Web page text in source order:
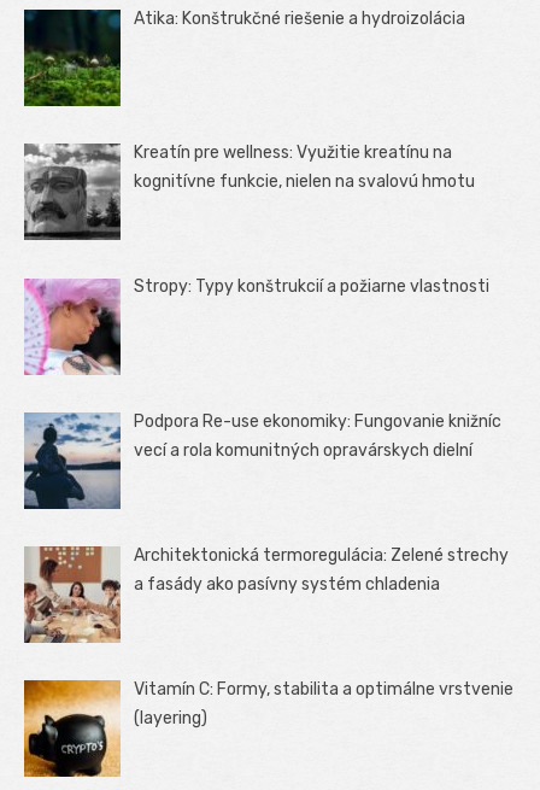
Atika: Konštrukčné riešenie a hydroizolácia
Kreatín pre wellness: Využitie kreatínu na
kognitívne funkcie, nielen na svalovú hmotu
Stropy: Typy konštrukcií a požiarne vlastnosti
Podpora Re-use ekonomiky: Fungovanie knižníc
vecí a rola komunitných opravárskych dielní
Architektonická termoregulácia: Zelené strechy
a fasády ako pasívny systém chladenia
Vitamín C: Formy, stabilita a optimálne vrstvenie
(layering)